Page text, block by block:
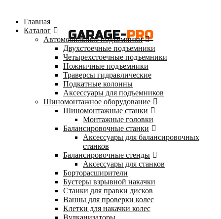
GARAGE-PRO
Главная
Каталог
Автомобильные подъемники
Двухстоечные подъемники
Четырехстоечные подъемники
Ножничные подъемники
Траверсы гидравлические
Подкатные колонны
Аксессуары для подъемников
Шиномонтажное оборудование
Шиномонтажные станки
Монтажные головки
Балансировочные станки
Аксессуары для балансировочных
станков
Балансировочные стенды
Аксессуары для станков
Борторасширители
Бустеры взрывной накачки
Станки для правки дисков
Ванны для проверки колес
Клетки для накачки колес
Вулканизаторы